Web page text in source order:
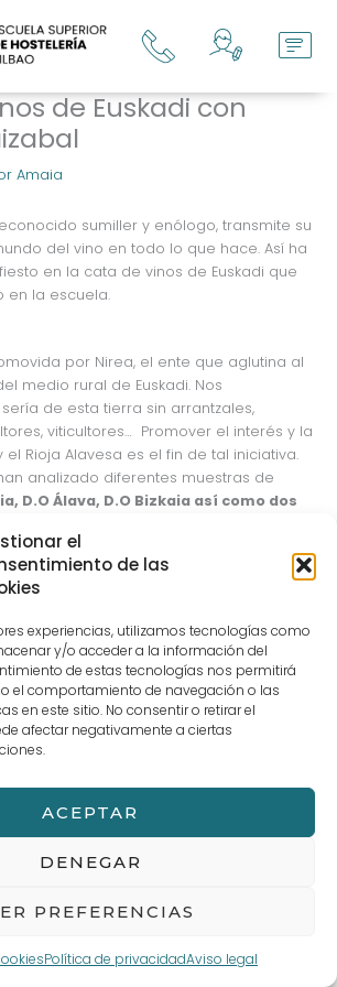
el
de las
experiencias, utilizamos tecnologías como
y/o acceder a la información del
de estas tecnologías nos permitirá
el comportamiento de navegación o las
en este sitio. No consentir o retirar el
afectar negativamente a ciertas
ACEPTAR
DENEGAR
PREFERENCIAS
Política de privacidadAviso legal
de Euskadi con
Amaia
sumiller y enólogo, transmite su
del vino en todo lo que hace. Así ha
en la cata de vinos de Euskadi que
en la escuela.
por Nirea, el ente que aglutina al
medio rural de Euskadi. Nos
de esta tierra sin arrantzales,
viticultores… Promover el interés y la
el Rioja Alavesa es el fin de tal iniciativa.
analizado diferentes muestras de
D.O Álava, D.O Bizkaia así como dos
un gran embajador de los vinos de
en sus catas. ¡Una formación muy
Entrada siguiente